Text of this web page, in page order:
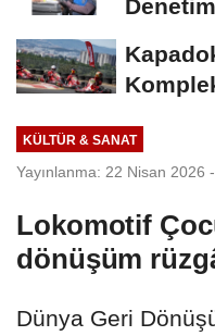
Denetim
KÜLTÜR & SANAT
Yayınlanma: 22 Nisan 2026
Lokomotif
dönüşüm
Dünya Geri